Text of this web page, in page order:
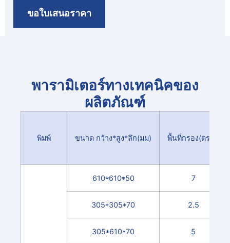
ขอใบเสนอราคา
พารามิเตอร์ทางเทคนิคของ
ผลิตภัณฑ์
พิมพ์ ขนาด กว้าง*สูง*ลึก(มม) พื้นที่กรอง(ตร.ม)
610*610*50 7
305*305*70 2.5
305*610*70 5